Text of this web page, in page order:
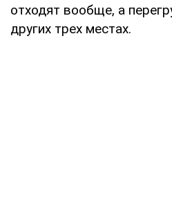
отходят вообще, а
других трех местах.